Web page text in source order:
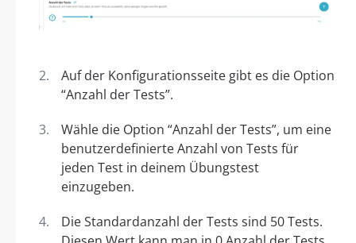
Auf der Konfigurationsseite gibt es die Option
“Anzahl der Tests”.
Wähle die Option “Anzahl der Tests”, um eine
benutzerdefinierte Anzahl von Tests für
jeden Test in deinem Übungstest
einzugeben.
Die Standardanzahl der Tests sind 50 Tests.